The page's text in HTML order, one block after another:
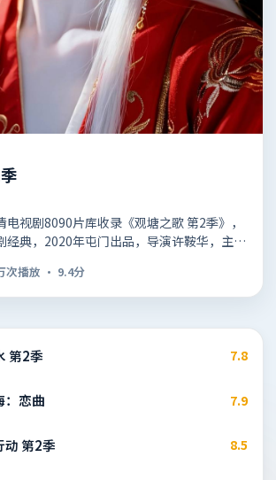
电视剧8090片库收录《观塘之歌 第2季》，
经典，2020年屯门出品，导演许鞍华，主演
次播放 · 9.4分
第2季 7.8
：恋曲 7.9
动 第2季 8.5